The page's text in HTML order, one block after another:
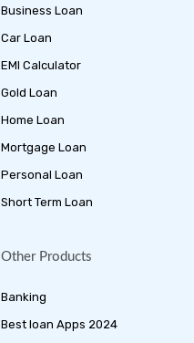
Business Loan
Car Loan
EMI Calculator
Gold Loan
Home Loan
Mortgage Loan
Personal Loan
Short Term Loan
Other Products
Banking
Best loan Apps 2024